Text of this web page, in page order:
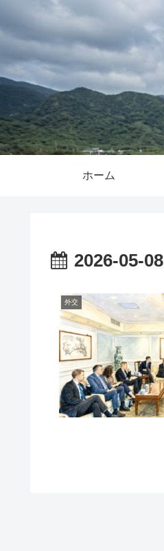
ホーム
2026-05-08
外交